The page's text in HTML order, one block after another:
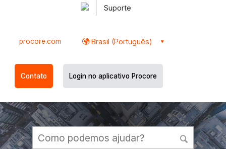
Suporte
procore.com Brasil (Português)
Contato Login no aplicativo Procore